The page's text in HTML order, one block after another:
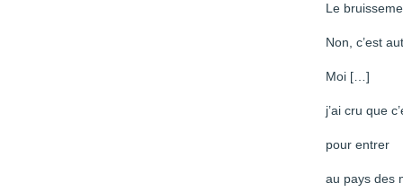
Le
Non, c’est
Moi […]
j’ai cru que
pour entrer
au pays des